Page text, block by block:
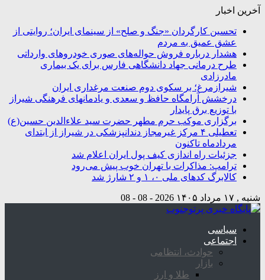
آخرین اخبار
تحسین کارگردان «جنگ و صلح» از سینمای ایران؛ روایتی از
عشق عمیق به مردم
هشدار درباره فروش حواله‌های صوری خودروهای وارداتی
طرح درمانی جهاد دانشگاهی فارس برای یک بیماری
مادرزادی
شیرازمرغ؛ بر سکوی دوم صنعت مرغداری ایران
درخشش آرامگاه‌ حافظ و سعدی و یادمانهای فرهنگی شیراز
با توزیع برق پایدار
برگزاری موکب حرم مطهر حضرت سید علاءالدین حسین(ع)
تعطیلی ۴ مرکز غیرمجاز دندانپزشکی در شیراز از ابتدای
مردادماه تاکنون
جزئیات راه اندازی کیف پول ایران اعلام شد
ترامپ: مذاکرات با تهران خوب پیش می‌رود
کالابرگ کدهای ملی ۰، ۱ و ۲ شارژ شد
شنبه , ۱۷ مرداد ۱۴۰۵ 2026 - 08 - 08
سیاسی
اجتماعی
حوادث، انتظامی
بازار
طلا و ارز